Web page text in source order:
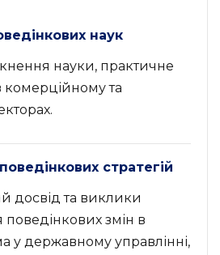
наук
науки, практичне
комерційному та
стратегій
досвід та виклики
змін в
у державному управлінні,